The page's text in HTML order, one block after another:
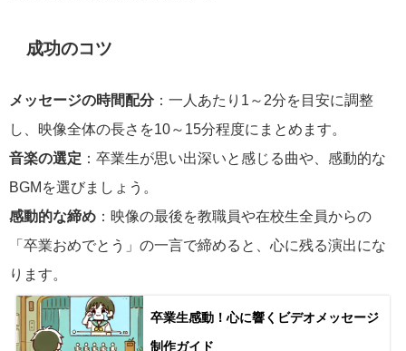
成功のコツ
メッセージの時間配分：一人あたり1～2分を目安に調整
し、映像全体の長さを10～15分程度にまとめます。
音楽の選定 ：卒業生が思い出深いと感じる曲や、感動的な
BGMを選びましょう。
感動的な締め ：映像の最後を教職員や在校生全員からの
「卒業おめでとう」の一言で締めると、心に残る演出にな
ります。
卒業生感動！心に響くビデオメッセージ
制作ガイド